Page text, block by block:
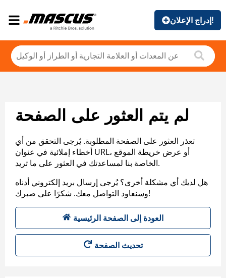
إدراج الإعلان!
لم يتم العثور على الصفحة
تعذر العثور على الصفحة المطلوبة. يُرجى التحقق من أي
أخطاء إملائية في عنوان URL، أو عرض خريطة الموقع
الخاصة بنا لمساعدتك في العثور على ما تريد.
هل لديك أي مشكلة أخرى؟ يُرجى إرسال بريد إلكتروني أدناه
وسنعاود التواصل معك. شكرًا على صبرك!
العودة إلى الصفحة الرئيسية
تحديث الصفحة